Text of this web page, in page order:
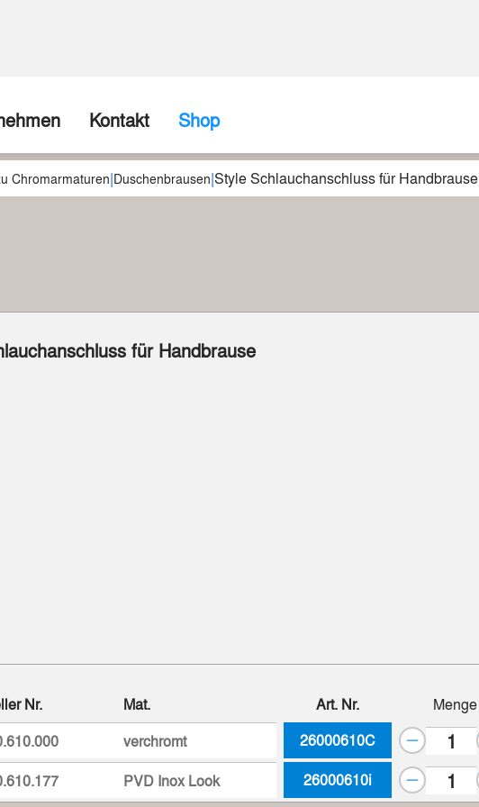
Beispiele aus unserer Werkstatt
Kontakt
Firma / Abholshop
Shop
Chromarmaturen|Duschenbrausen|Style Schlauchanschluss für Handbrause
für Handbrause
Nr. Mat. Art. Nr. Menge
verchromt
26000610C
PVD Inox Look 26000610i